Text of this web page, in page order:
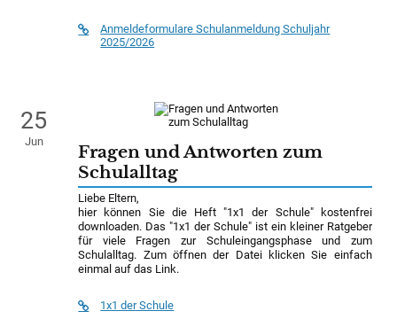
Anmeldeformulare Schulanmeldung Schuljahr
2025/2026
25
Jun
Fragen und Antworten zum
Schulalltag
Liebe Eltern,
hier können Sie die Heft "1x1 der Schule" kostenfrei
downloaden. Das "1x1 der Schule" ist ein kleiner Ratgeber
für viele Fragen zur Schuleingangsphase und zum
Schulalltag. Zum öffnen der Datei klicken Sie einfach
einmal auf das Link.
1x1 der Schule